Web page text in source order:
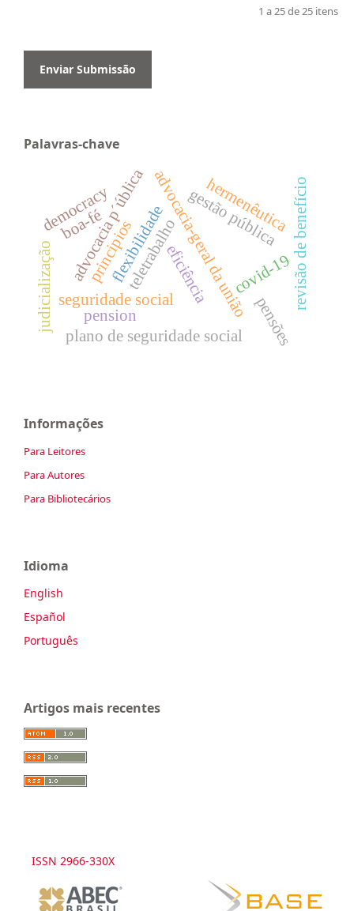
1 a 25 de 25 itens
Enviar Submissão
Palavras-chave
teletrabalhoadvocacia-geral da uniãocovid-19
flexibilidadeeficiência
seguridade social
advocacia p´ública gestão pública
pension
hermenêutica
boa-féprincipios
pensões
revisão de benefício
plano de seguridade social
democracy
judicialização
Informações
Para Leitores
Para Autores
Para Bibliotecários
Idioma
English
Español
Português
Artigos mais recentes
ISSN 2966-330X